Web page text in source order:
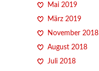
Mai 2019
März 2019
November 2018
August 2018
Juli 2018